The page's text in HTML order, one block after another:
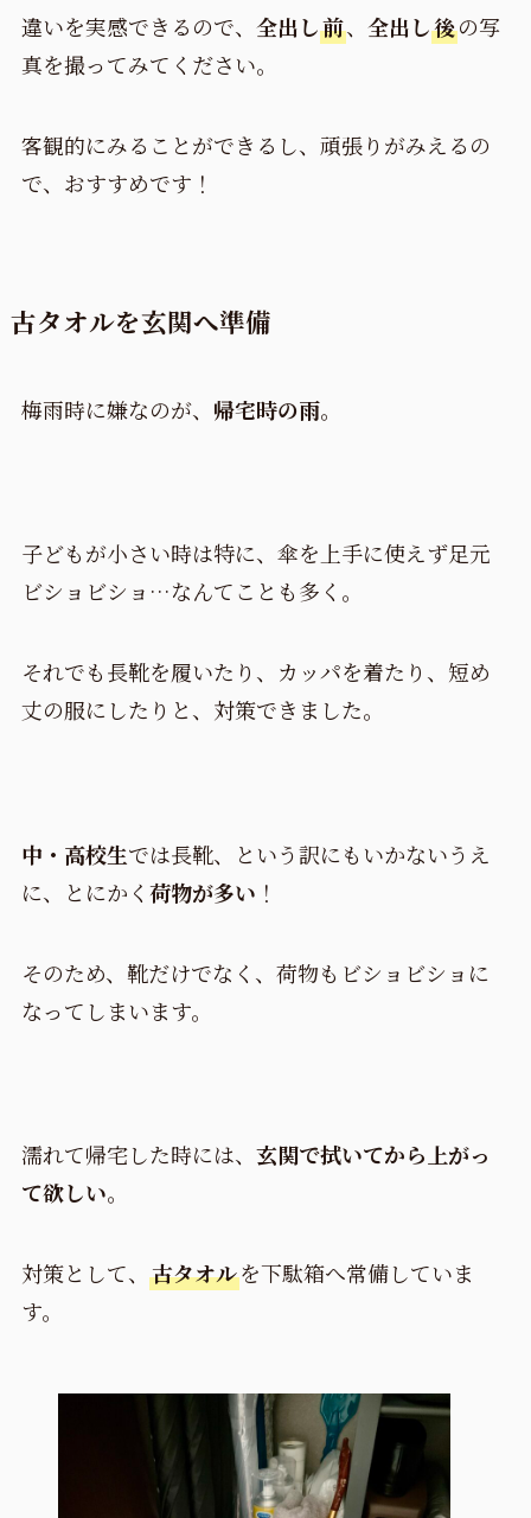
違いを実感できるので、 全出し前、 全出し後の写
真を撮ってみてください。
客観的にみることができるし、頑張りがみえるの
で、おすすめです！
古タオルを玄関へ準備
梅雨時に嫌なのが、 帰宅時の雨。
子どもが小さい時は特に、傘を上手に使えず足元
ビショビショ…なんてことも多く。
それでも長靴を履いたり、カッパを着たり、短め
丈の服にしたりと、対策できました。
中・高校生では長靴、という訳にもいかないうえ
に、とにかく 荷物が多い ！
そのため、靴だけでなく、荷物もビショビショに
なってしまいます。
濡れて帰宅した時には、 玄関で拭いてから上がっ
て欲しい。
対策として、 古タオルを下駄箱へ常備していま
す。